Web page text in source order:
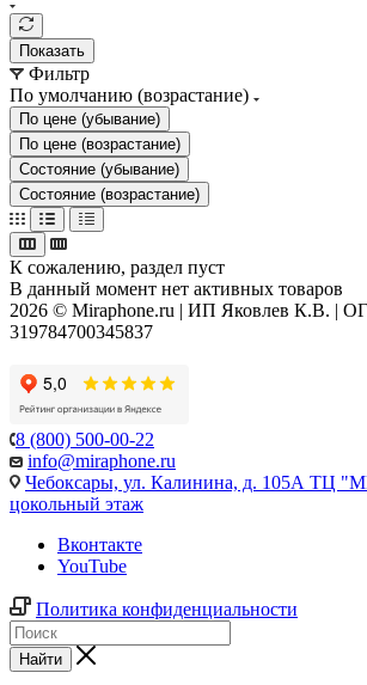
Показать
Фильтр
По умолчанию (возрастание)
По цене (убывание)
По цене (возрастание)
Состояние (убывание)
Состояние (возрастание)
К сожалению, раздел пуст
В данный момент нет активных товаров
2026 © Miraphone.ru | ИП Яковлев К.В. |
319784700345837
8 (800) 500-00-22
info@miraphone.ru
Чебоксары, ул. Калинина, д. 105А ТЦ
цокольный этаж
Вконтакте
YouTube
Политика конфиденциальности
Найти